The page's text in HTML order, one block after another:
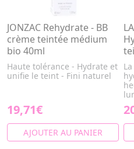
JONZAC Rehydrate - BB
crème teintée médium
bio 40ml
Haute tolérance - Hydrate et
unifie le teint - Fini naturel
19,71€
AJOUTER AU PANIER